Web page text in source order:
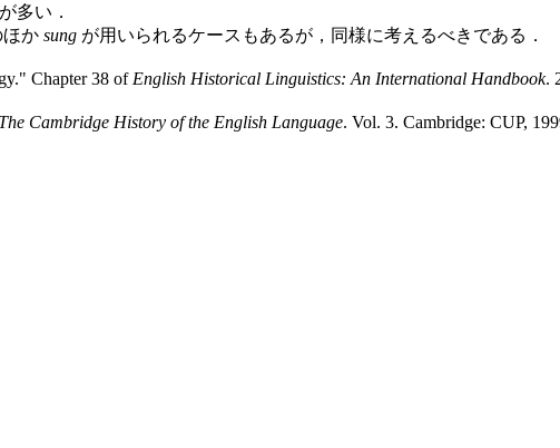
多い．
ほか sung が用いられるケースもあるが，同様に考えるべきである．
Chapter 38 of English Historical Linguistics: An International Handbook.
The Cambridge History of the English Language. Vol. 3. Cambridge: CUP,